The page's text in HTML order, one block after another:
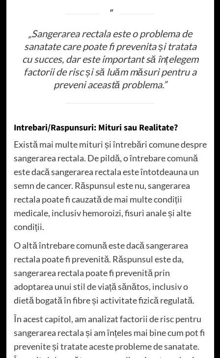
„Sangerarea rectala este o problema de
sanatate care poate fi prevenita și tratata
cu succes, dar este important să înțelegem
factorii de risc și să luăm măsuri pentru a
preveni această problema.”
Intrebari/Raspunsuri: Mituri sau Realitate?
Există mai multe mituri și întrebări comune despre
sangerarea rectala. De pildă, o întrebare comună
este dacă sangerarea rectala este întotdeauna un
semn de cancer. Răspunsul este nu, sangerarea
rectala poate fi cauzată de mai multe condiții
medicale, inclusiv hemoroizi, fisuri anale și alte
condiții.
O altă întrebare comună este dacă sangerarea
rectala poate fi prevenită. Răspunsul este da,
sangerarea rectala poate fi prevenită prin
adoptarea unui stil de viață sănătos, inclusiv o
dietă bogată în fibre și activitate fizică regulată.
În acest capitol, am analizat factorii de risc pentru
sangerarea rectala și am înțeles mai bine cum pot fi
prevenite și tratate aceste probleme de sanatate.